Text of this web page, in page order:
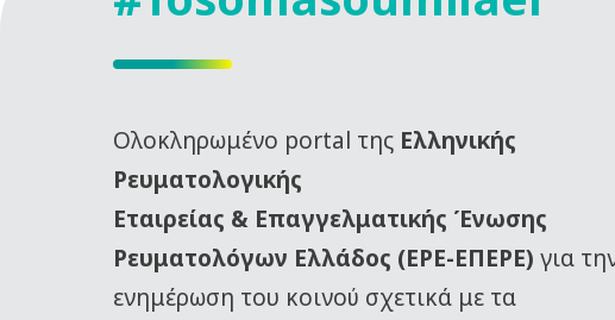
Oλοκληρωμένο portal της Ελληνικής
Ρευματολογικής
Εταιρείας & Επαγγελματικής Ένωσης
Ρευματολόγων Ελλάδος (ΕΡΕ-ΕΠΕΡΕ) για
ενημέρωση του κοινού σχετικά με τα